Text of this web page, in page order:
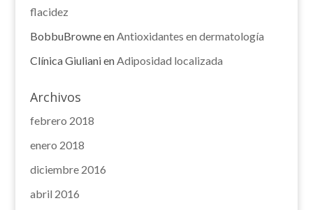
flacidez
BobbuBrowneenAntioxidantes en dermatología
Clínica GiulianienAdiposidad localizada
Archivos
febrero 2018
enero 2018
diciembre 2016
abril 2016